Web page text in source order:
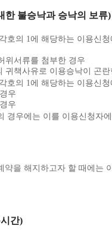
한 불승낙과 승낙의 보류)
호의 1에 해당하는 이용신
위서류를 첨부한 경우
귀책사유로 이용승낙이 곤
호의 1에 해당하는 이용신
우
우
경우에는 이를 이용신청자
약을 해지하고자 할 때에는
간)